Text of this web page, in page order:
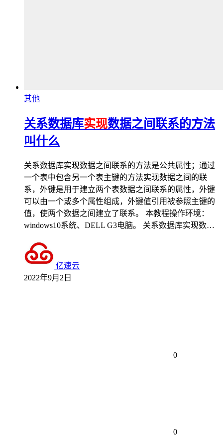
其他
关系数据库实现数据之间联系的方法
叫什么
关系数据库实现数据之间联系的方法是公共属性；通过
一个表中包含另一个表主键的方法实现数据之间的联
系，外键是用于建立两个表数据之间联系的属性，外键
可以由一个或多个属性组成，外键值引用被参照主键的
值，使两个数据之间建立了联系。 本教程操作环境：
windows10系统、DELL G3电脑。 关系数据库实现数…
亿速云
2022年9月2日
0
0